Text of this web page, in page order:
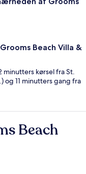
Beach Villa &
minutters kørsel fra St.
og 11 minutters gang fra
Beach